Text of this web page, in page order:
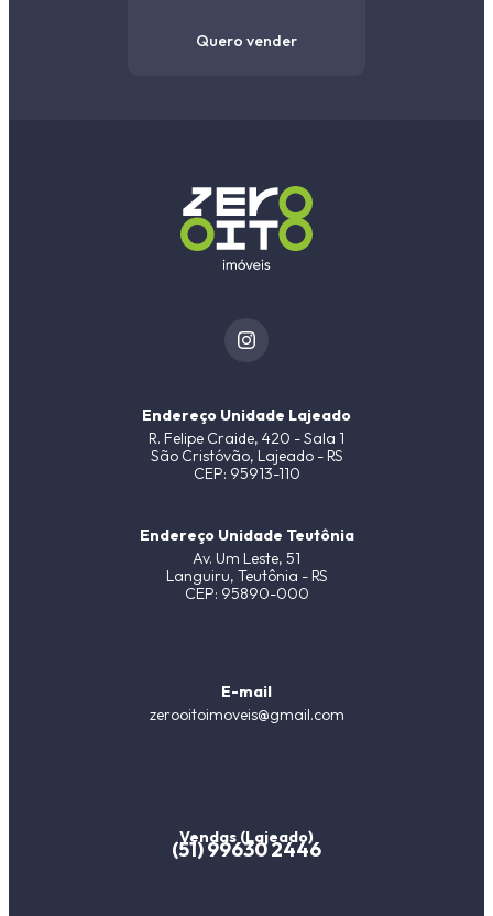
Quero vender
Endereço Unidade Lajeado
R. Felipe Craide, 420 - Sala 1
São Cristóvão, Lajeado - RS
CEP: 95913-110
Endereço Unidade Teutônia
Av. Um Leste, 51
Languiru, Teutônia - RS
CEP: 95890-000
E-mail
zerooitoimoveis@gmail.com
Vendas (Lajeado)
(51) 99630 2446